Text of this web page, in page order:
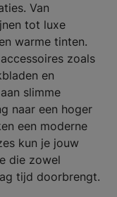
Van
tot luxe
warme tinten.
zoals
en
slimme
naar een hoger
een moderne
kun je jouw
die zowel
tijd doorbrengt.